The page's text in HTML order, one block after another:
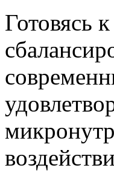
Готовясь